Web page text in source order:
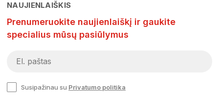
NAUJIENLAIŠKIS
Prenumeruokite naujienlaiškį ir gaukite
specialius mūsų pasiūlymus
Susipažinau su Privatumo politika